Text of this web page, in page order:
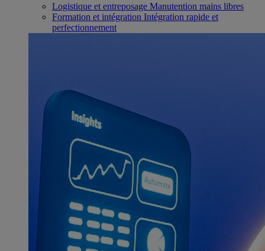
Logistique et entreposage Manutention mains libres
Formation et intégration Intégration rapide et
perfectionnement